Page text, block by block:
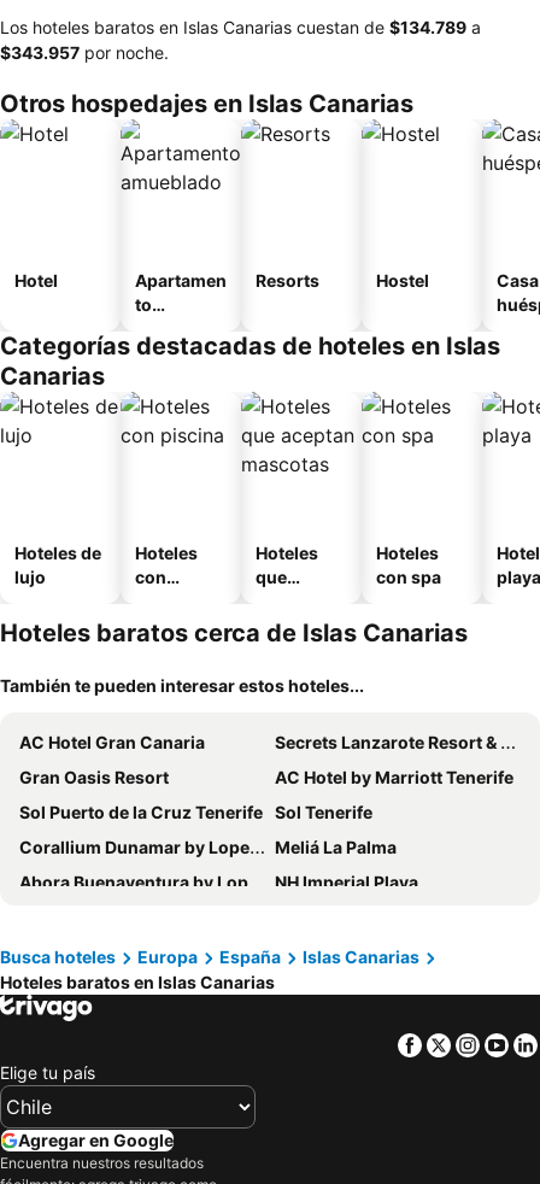
Los hoteles baratos en Islas Canarias cuestan de ‎$134.789 a
‎$343.957 por noche.
Otros hospedajes en Islas Canarias
Hotel
Apartamen
to
o
Resorts Hostel
Categorías destacadas de hoteles en Islas
Canarias
Hoteles de
lujo
Hoteles
con
Hoteles
que
mascotas
Hoteles
con spa
playa
Hoteles baratos cerca de Islas Canarias
También te pueden interesar estos hoteles...
AC Hotel Gran Canaria
Secrets Lanzarote Resort & Spa
Gran Oasis Resort
AC Hotel by Marriott Tenerife
Sol Puerto de la Cruz Tenerife Sol Tenerife
Corallium Dunamar by Lopesan Hotels - Adults Only
Meliá La Palma
Abora Buenaventura by Lopesan Hotels
NH Imperial Playa
Tivoli La Caleta Tenerife Resort
Grupotel Flamingo Beach
Hotel Best Semiramis
Hotel Puerto de La Luz by Pierre & Vacances
Paradisus by Meliá Fuerteventura
Laguna Nivaria Hotel & Spa
Lopesan Baobab Resort
Gran Tagoro Family & Fun Playa Blanca
Busca hoteles Europa España
Islas Canarias
Hoteles baratos en Islas Canarias
Facebook
Twitter
Elige tu país
Agregar en Google
Encuentra nuestros resultados